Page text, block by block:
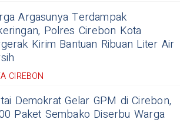
Argasunya Terdampak
Polres Cirebon Kota
Kirim Bantuan Ribuan Liter Air
CIREBON
Demokrat Gelar GPM di Cirebon,
Paket Sembako Diserbu Warga